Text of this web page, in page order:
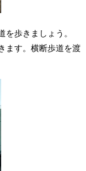
歩きましょう。
ます。横断歩道を渡